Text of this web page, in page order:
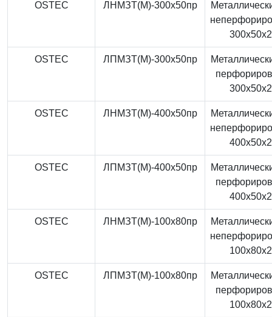
OSTEC ЛНМЗТ(М)-300x50пр
OSTEC ЛПМЗТ(М)-300x50пр
OSTEC ЛНМЗТ(М)-400x50пр
OSTEC ЛПМЗТ(М)-400x50пр
OSTEC ЛНМЗТ(М)-100x80пр
OSTEC ЛПМЗТ(М)-100x80пр